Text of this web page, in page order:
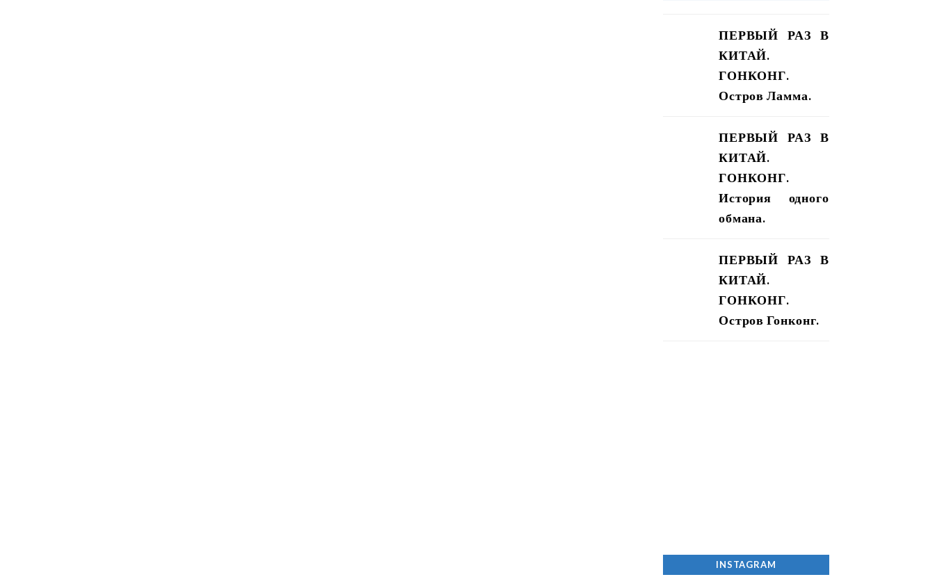
ПЕРВЫЙ РАЗ В
КИТАЙ.
ГОНКОНГ.
Остров Ламма.
ПЕРВЫЙ РАЗ В
КИТАЙ.
ГОНКОНГ.
История одного
обмана.
ПЕРВЫЙ РАЗ В
КИТАЙ.
ГОНКОНГ.
Остров Гонконг.
INSTAGRAM